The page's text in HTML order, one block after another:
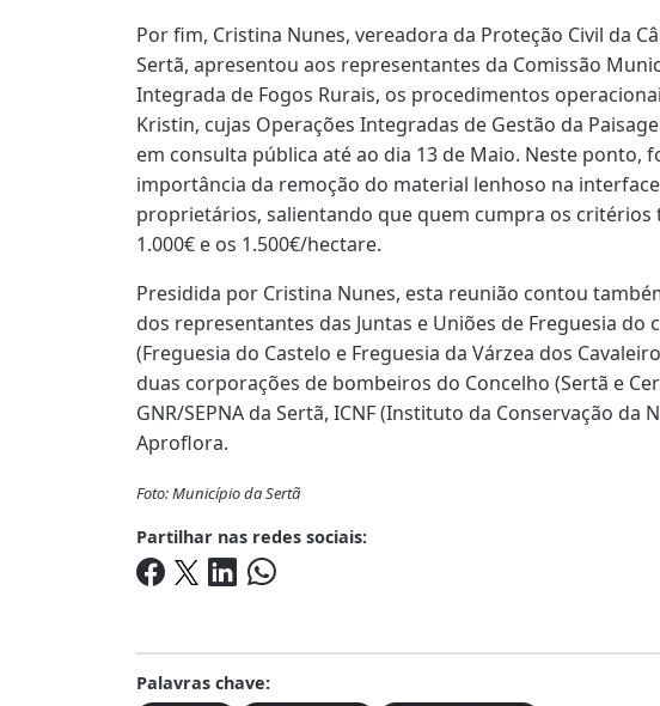
Por fim, Cristina Nunes, vereadora da Proteção Civil da
Sertã, apresentou aos representantes da Comissão
Integrada de Fogos Rurais, os procedimentos
Kristin, cujas Operações Integradas de Gestão da
em consulta pública até ao dia 13 de Maio. Neste ponto,
importância da remoção do material lenhoso na
proprietários, salientando que quem cumpra os critérios
1.000€ e os 1.500€/hectare.
Presidida por Cristina Nunes, esta reunião contou
dos representantes das Juntas e Uniões de Freguesia do
(Freguesia do Castelo e Freguesia da Várzea dos
duas corporações de bombeiros do Concelho (Sertã e
GNR/SEPNA da Sertã, ICNF (Instituto da Conservação da
Aproflora.
Foto: Município da Sertã
Partilhar nas redes sociais:
Palavras chave: